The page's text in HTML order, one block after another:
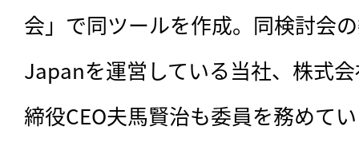
会」で同ツールを作成。同検討会
Japanを運営している当社、株式
締役CEO夫馬賢治も委員を務めて